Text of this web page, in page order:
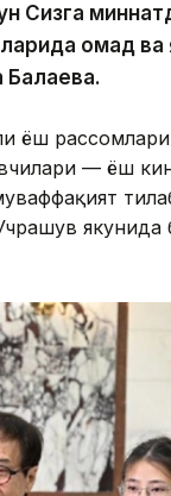
Сизга
омад ва
ёш рассомлари
— ёш
якунида